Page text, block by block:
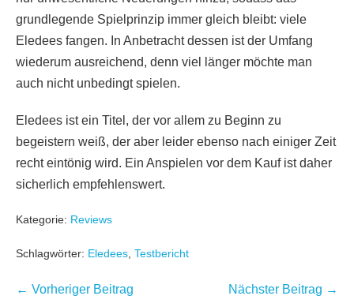
grundlegende Spielprinzip immer gleich bleibt: viele
Eledees fangen. In Anbetracht dessen ist der Umfang
wiederum ausreichend, denn viel länger möchte man
auch nicht unbedingt spielen.
Eledees ist ein Titel, der vor allem zu Beginn zu
begeistern weiß, der aber leider ebenso nach einiger Zeit
recht eintönig wird. Ein Anspielen vor dem Kauf ist daher
sicherlich empfehlenswert.
Kategorie: Reviews
Schlagwörter: Eledees, Testbericht
Beitragsnavigation
← Vorheriger Beitrag Nächster Beitrag →